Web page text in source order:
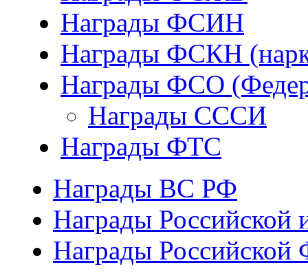
Награды ФСИН
Награды ФСКН
Награды ФСО
Награды СССИ
Награды ФТС
Награды ВС РФ
Награды Российской
Награды Российской